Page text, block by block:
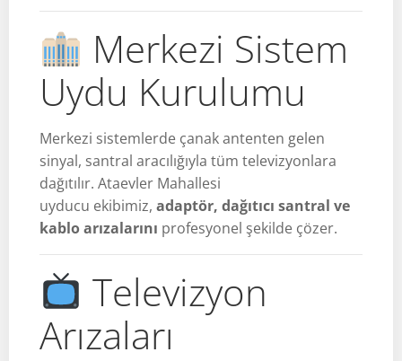
Merkezi Sistem
Uydu Kurulumu
Merkezi sistemlerde çanak antenten gelen
sinyal, santral aracılığıyla tüm televizyonlara
dağıtılır. Ataevler Mahallesi
uyducu ekibimiz, adaptör, dağıtıcı santral ve
kablo arızalarını profesyonel şekilde çözer.
Televizyon
Arızaları